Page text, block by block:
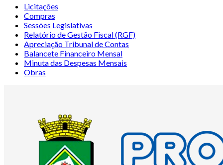
Licitações
Compras
Sessões Legislativas
Relatório de Gestão Fiscal (RGF)
Apreciação Tribunal de Contas
Balancete Financeiro Mensal
Minuta das Despesas Mensais
Obras